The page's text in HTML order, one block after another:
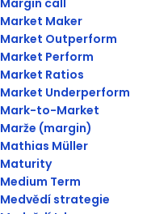
Market Maker
Market Outperform
Market Perform
Market Ratios
Market Underperform
Mark-to-Market
Marže (margin)
Mathias Müller
Maturity
Medium Term
Medvědí strategie